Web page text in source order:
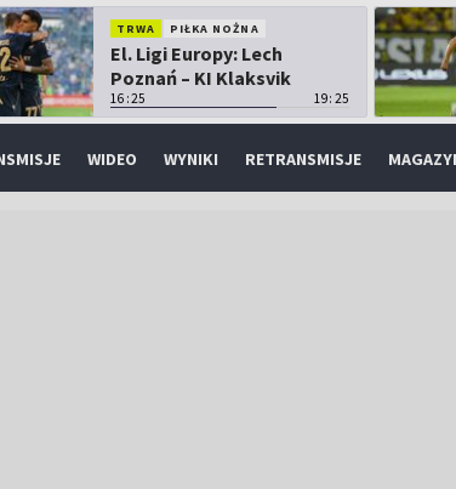
TRWA PIŁKA NOŻNA
El. Ligi Europy: Lech
Poznań – KI Klaksvik
16:25 19:25
WIDEO WYNIKI RETRANSMISJE